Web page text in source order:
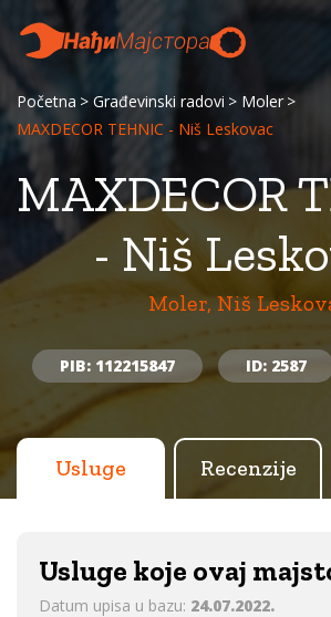
Početna Građevinski radovi
Moler
MAXDECOR TEHNIC - Niš Leskovac
MAXDECOR
- Niš
Moler, Niš
PIB: 112215847 ID: 2587
Usluge Recenzije
Usluge koje ovaj
Datum upisa u bazu: 24.07.2022.